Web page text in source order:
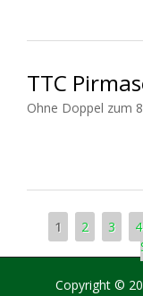
TTC
Ohne Doppel zum
Seiten
1 2 3 4
Copyright ©